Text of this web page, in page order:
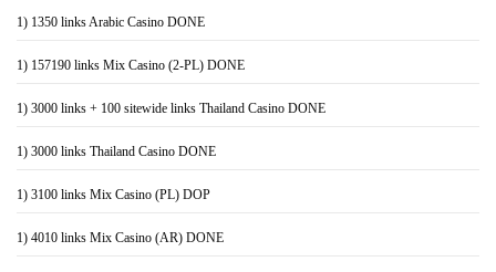
1) 1350 links Arabic Casino DONE
1) 157190 links Mix Casino (2-PL) DONE
1) 3000 links + 100 sitewide links Thailand Casino DONE
1) 3000 links Thailand Casino DONE
1) 3100 links Mix Casino (PL) DOP
1) 4010 links Mix Casino (AR) DONE